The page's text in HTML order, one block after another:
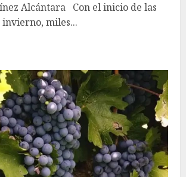
Alcántara Con el inicio de las
invierno, miles...